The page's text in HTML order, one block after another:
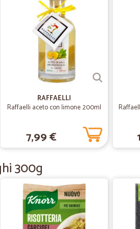
da migliorare la disponibilità dei prodotti...
RAFFAELLI
Raffaelli aceto con limone 200ml
7,99 €
300g